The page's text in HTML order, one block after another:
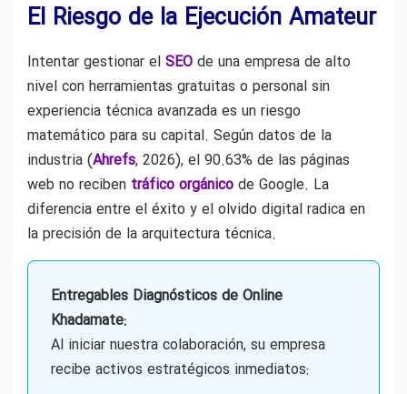
El Riesgo de la Ejecución Amateur
Intentar gestionar el SEO de una empresa de alto
nivel con herramientas gratuitas o personal sin
experiencia técnica avanzada es un riesgo
matemático para su capital. Según datos de la
industria (Ahrefs, 2026), el 90.63% de las páginas
web no reciben tráfico orgánico de Google. La
diferencia entre el éxito y el olvido digital radica en
la precisión de la arquitectura técnica.
Entregables Diagnósticos de Online
Khadamate:
Al iniciar nuestra colaboración, su empresa
recibe activos estratégicos inmediatos: